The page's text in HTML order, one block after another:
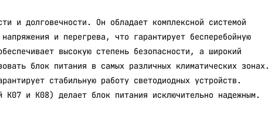
и долговечности. Он обладает комплексной системой
и перегрева, что гарантирует бесперебойную
высокую степень безопасности, а широкий
блок питания в самых различных климатических зонах.
стабильную работу светодиодных устройств.
и К08) делает блок питания исключительно надежным.